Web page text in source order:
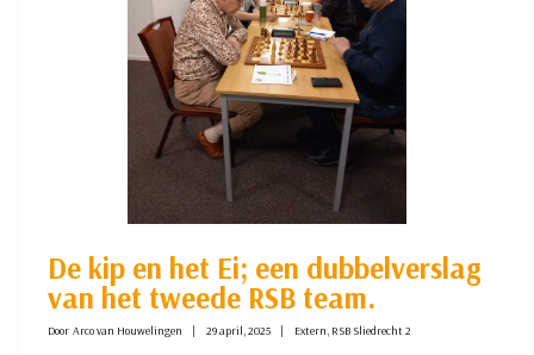
De kip en het Ei; een dubbelverslag
van het tweede RSB team.
Door Arco van Houwelingen 29 april, 2025 Extern, RSB Sliedrecht 2